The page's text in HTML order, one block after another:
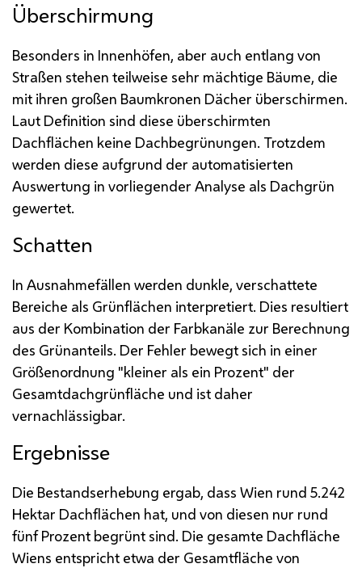
Überschirmung
Besonders in Innenhöfen, aber auch entlang von
Straßen stehen teilweise sehr mächtige Bäume, die
mit ihren großen Baumkronen Dächer überschirmen.
Laut Definition sind diese überschirmten
Dachflächen keine Dachbegrünungen. Trotzdem
werden diese aufgrund der automatisierten
Auswertung in vorliegender Analyse als Dachgrün
gewertet.
Schatten
In Ausnahmefällen werden dunkle, verschattete
Bereiche als Grünflächen interpretiert. Dies resultiert
aus der Kombination der Farbkanäle zur Berechnung
des Grünanteils. Der Fehler bewegt sich in einer
Größenordnung "kleiner als ein Prozent" der
Gesamtdachgrünfläche und ist daher
vernachlässigbar.
Ergebnisse
Die Bestandserhebung ergab, dass Wien rund 5.242
Hektar Dachflächen hat, und von diesen nur rund
fünf Prozent begrünt sind. Die gesamte Dachfläche
Wiens entspricht etwa der Gesamtfläche von